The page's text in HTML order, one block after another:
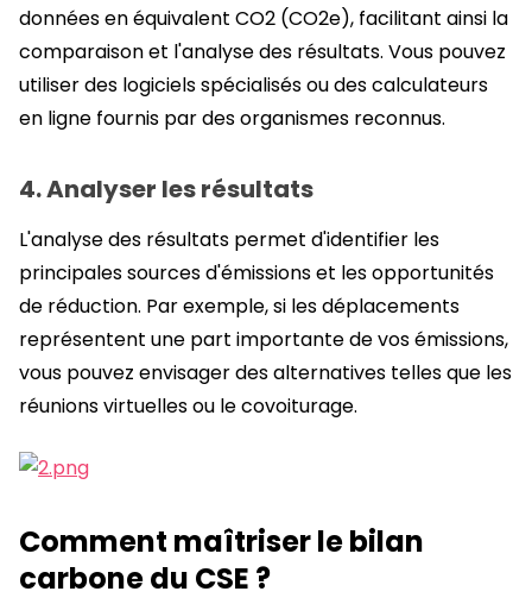
données en équivalent CO2 (CO2e), facilitant ainsi la
comparaison et l'analyse des résultats. Vous pouvez
utiliser des logiciels spécialisés ou des calculateurs
en ligne fournis par des organismes reconnus.
4. Analyser les résultats
L'analyse des résultats permet d'identifier les
principales sources d'émissions et les opportunités
de réduction. Par exemple, si les déplacements
représentent une part importante de vos émissions,
vous pouvez envisager des alternatives telles que les
réunions virtuelles ou le covoiturage.
Comment maîtriser le bilan
carbone du CSE ?